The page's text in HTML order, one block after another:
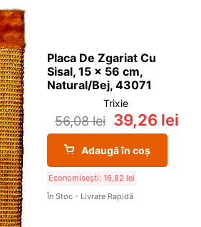
Placa De Zgariat Cu
Sisal, 15 x 56 cm,
Natural/Bej, 43071
Trixie
56,08lei 39,26 lei
Adaugă în coș
Economisești: 16,82 lei
În Stoc - Livrare Rapidă